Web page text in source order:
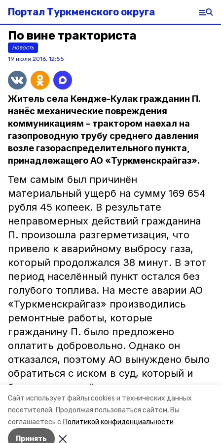
Сайт использует файлы cookies и технических данных
посетителей. Продолжая пользоваться сайтом, Вы
соглашаетесь с Политикой конфиденциальности
Принять
Портал Туркменского округа
По вине тракториста
Новость
19 июля 2016, 12:55
Житель села Кендже-Кулак гражданин П.
нанёс механические повреждения
коммуникациям – трактором наехал на
газопроводную трубу среднего давления
возле газораспределительного пункта,
принадлежащего АО «Туркменскрайгаз».
Тем самым был причинён
материальный ущерб на сумму 169 654
рубля 45 копеек. В результате
неправомерных действий гражданина
П. произошла разгерметизация, что
привело к аварийному выбросу газа,
который продолжался 38 минут. В этот
период населённый пункт остался без
голубого топлива. На месте аварии АО
«Туркменскрайгаз» производились
ремонтные работы, которые
гражданину П. было предложено
оплатить добровольно. Однако он
отказался, поэтому АО вынуждено было
обратиться с иском в суд, который и
был удовлетворён.
Ю. АКСЕНЕНКО, пресс-секретарь
Туркменского районного суда.